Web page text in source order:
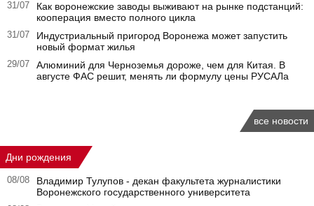
31/07
Как воронежские заводы выживают на рынке подстанций:
кооперация вместо полного цикла
31/07
Индустриальный пригород Воронежа может запустить
новый формат жилья
29/07
Алюминий для Черноземья дороже, чем для Китая. В
августе ФАС решит, менять ли формулу цены РУСАЛа
все новости
Дни рождения
08/08
Владимир Тулупов - декан факультета журналистики
Воронежского государственного университета